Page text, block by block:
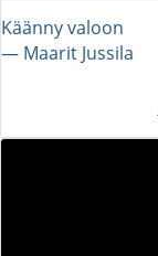
Käänny valoon
― Maarit Jussila